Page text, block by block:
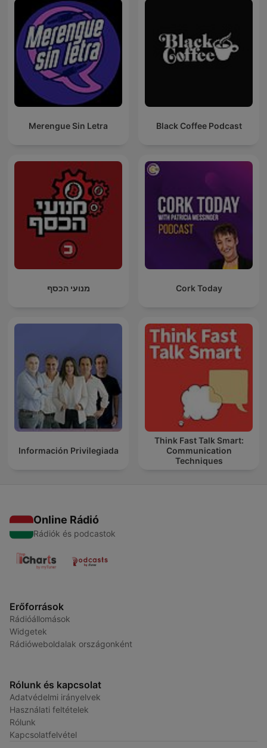
Merengue Sin Letra Black Coffee Podcast
מנועי הכסף Cork Today
Información Privilegiada
Think Fast Talk Smart:
Communication
Techniques
Online Rádió
Rádiók és podcastok
Erőforrások
Rádióállomások
Widgetek
Rádióweboldalak országonként
Rólunk és kapcsolat
Adatvédelmi irányelvek
Használati feltételek
Rólunk
Kapcsolatfelvétel